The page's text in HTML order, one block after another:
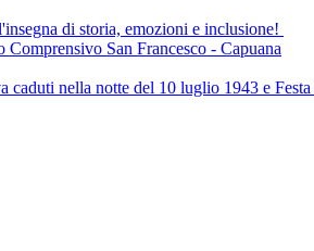
di storia, emozioni e inclusione!
Comprensivo San Francesco - Capuana
caduti nella notte del 10 luglio 1943 e